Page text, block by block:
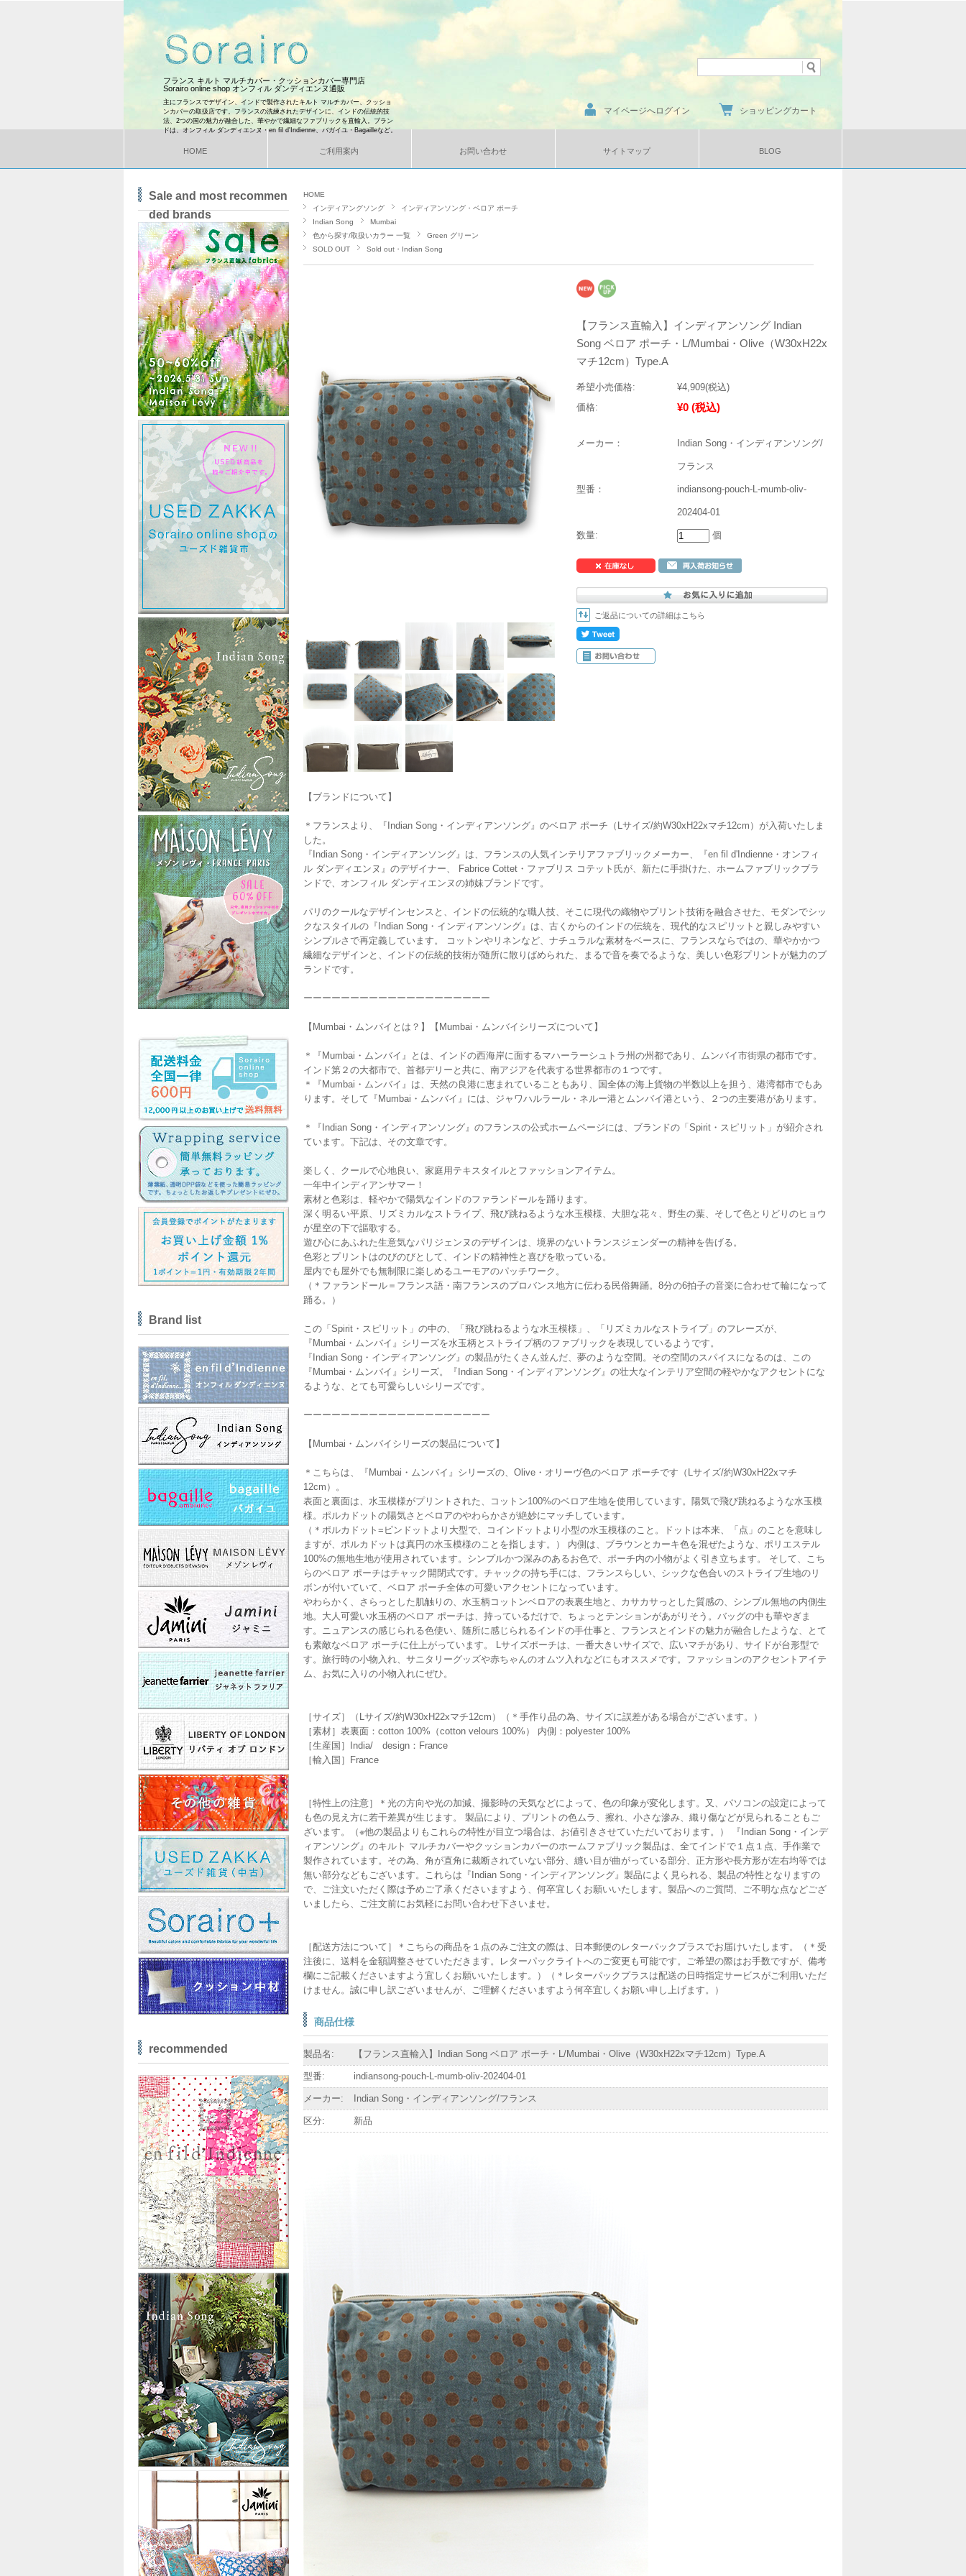
フランス キルト マルチカバー・クッションカバー専門店
Sorairo online shop オンフィル ダンディエンヌ通販
主にフランスでデザイン、インドで製作されたキルト マルチカバー、クッショ
ンカバーの取扱店です。フランスの洗練されたデザインに、インドの伝統的技
法、2つの国の魅力が融合した、華やかで繊細なファブリックを直輸入。ブラン
ドは、オンフィル ダンディエンヌ・en fil d'Indienne、バガイユ・Bagailleなど。
マイページへログイン ショッピングカート
HOME ご利用案内 お問い合わせ サイトマップ BLOG
HOME
インディアングソング
インディアンソング・ベロア ポーチ
Indian Song
Mumbai
色から探す/取扱いカラー 一覧
Green グリーン
SOLD OUT
Sold out・Indian Song
【フランス直輸入】インディアンソング Indian
Song ベロア ポーチ・L/Mumbai・Olive（W30xH22x
マチ12cm）Type.A
希望小売価格: ¥4,909(税込)
価格:
¥0 (税込)
メーカー： Indian Song・インディアンソング/
フランス
型番： indiansong-pouch-L-mumb-oliv-
202404-01
数量: 個
ご返品についての詳細はこちら
【ブランドについて】
＊フランスより、『Indian Song・インディアンソング』のベロア ポーチ（Lサイズ/約W30xH22xマチ12cm）が入荷いたしま
した。
『Indian Song・インディアンソング』は、フランスの人気インテリアファブリックメーカー、『en fil d'Indienne・オンフィ
ル ダンディエンヌ』のデザイナー、 Fabrice Cottet・ファブリス コテット氏が、新たに手掛けた、ホームファブリックブラ
ンドで、オンフィル ダンディエンヌの姉妹ブランドです。
パリのクールなデザインセンスと、インドの伝統的な職人技、そこに現代の織物やプリント技術を融合させた、モダンでシッ
クなスタイルの『Indian Song・インディアンソング』は、古くからのインドの伝統を、現代的なスピリットと親しみやすい
シンプルさで再定義しています。 コットンやリネンなど、ナチュラルな素材をベースに、フランスならではの、華やかかつ
繊細なデザインと、インドの伝統的技術が随所に散りばめられた、まるで音を奏でるような、美しい色彩プリントが魅力のブ
ランドです。
ーーーーーーーーーーーーーーーーーーーー
【Mumbai・ムンバイとは？】【Mumbai・ムンバイシリーズについて】
＊『Mumbai・ムンバイ』とは、インドの西海岸に面するマハーラーシュトラ州の州都であり、ムンバイ市街県の都市です。
インド第２の大都市で、首都デリーと共に、南アジアを代表する世界都市の１つです。
＊『Mumbai・ムンバイ』は、天然の良港に恵まれていることもあり、国全体の海上貨物の半数以上を担う、港湾都市でもあ
ります。そして『Mumbai・ムンバイ』には、ジャワハルラール・ネルー港とムンバイ港という、２つの主要港があります。
＊『Indian Song・インディアンソング』のフランスの公式ホームページには、ブランドの「Spirit・スピリット」が紹介され
ています。下記は、その文章です。
楽しく、クールで心地良い、家庭用テキスタイルとファッションアイテム。
一年中インディアンサマー！
素材と色彩は、軽やかで陽気なインドのファランドールを踊ります。
深く明るい平原、リズミカルなストライプ、飛び跳ねるような水玉模様、大胆な花々、野生の葉、そして色とりどりのヒョウ
が星空の下で謳歌する。
遊び心にあふれた生意気なパリジェンヌのデザインは、境界のないトランスジェンダーの精神を告げる。
色彩とプリントはのびのびとして、インドの精神性と喜びを歌っている。
屋内でも屋外でも無制限に楽しめるユーモアのパッチワーク。
（＊ファランドール＝フランス語・南フランスのプロバンス地方に伝わる民俗舞踊。8分の6拍子の音楽に合わせて輪になって
踊る。）
この「Spirit・スピリット」の中の、「飛び跳ねるような水玉模様」、「リズミカルなストライプ」のフレーズが、
『Mumbai・ムンバイ』シリーズを水玉柄とストライプ柄のファブリックを表現しているようです。
『Indian Song・インディアンソング』の製品がたくさん並んだ、夢のような空間。その空間のスパイスになるのは、この
『Mumbai・ムンバイ』シリーズ。『Indian Song・インディアンソング』の壮大なインテリア空間の軽やかなアクセントにな
るような、とても可愛らしいシリーズです。
ーーーーーーーーーーーーーーーーーーーー
【Mumbai・ムンバイシリーズの製品について】
＊こちらは、『Mumbai・ムンバイ』シリーズの、Olive・オリーヴ色のベロア ポーチです（Lサイズ/約W30xH22xマチ
12cm）。
表面と裏面は、水玉模様がプリントされた、コットン100%のベロア生地を使用しています。陽気で飛び跳ねるような水玉模
様。ポルカドットの陽気さとベロアのやわらかさが絶妙にマッチしています。
（＊ポルカドット=ピンドットより大型で、コインドットより小型の水玉模様のこと。ドットは本来、「点」のことを意味し
ますが、ポルカドットは真円の水玉模様のことを指します。） 内側は、ブラウンとカーキ色を混ぜたような、ポリエステル
100%の無地生地が使用されています。シンプルかつ深みのあるお色で、ポーチ内の小物がよく引き立ちます。 そして、こち
らのベロア ポーチはチャック開閉式です。チャックの持ち手には、フランスらしい、シックな色合いのストライプ生地のリ
ボンが付いていて、ベロア ポーチ全体の可愛いアクセントになっています。
やわらかく、さらっとした肌触りの、水玉柄コットンベロアの表裏生地と、カサカサっとした質感の、シンプル無地の内側生
地。大人可愛い水玉柄のベロア ポーチは、持っているだけで、ちょっとテンションがあがりそう。バッグの中も華やぎま
す。ニュアンスの感じられる色使い、随所に感じられるインドの手仕事と、フランスとインドの魅力が融合したような、とて
も素敵なベロア ポーチに仕上がっています。 Lサイズポーチは、一番大きいサイズで、広いマチがあり、サイドが台形型で
す。旅行時の小物入れ、サニタリーグッズや赤ちゃんのオムツ入れなどにもオススメです。ファッションのアクセントアイテ
ム、お気に入りの小物入れにぜひ。
［サイズ］（Lサイズ/約W30xH22xマチ12cm）（＊手作り品の為、サイズに誤差がある場合がございます。）
［素材］表裏面：cotton 100%（cotton velours 100%） 内側：polyester 100%
［生産国］India/ design：France
［輸入国］France
［特性上の注意］＊光の方向や光の加減、撮影時の天気などによって、色の印象が変化します。又、パソコンの設定によって
も色の見え方に若干差異が生じます。 製品により、プリントの色ムラ、擦れ、小さな滲み、織り傷などが見られることもご
ざいます。（※他の製品よりもこれらの特性が目立つ場合は、お値引きさせていただいております。） 『Indian Song・インデ
ィアンソング』のキルト マルチカバーやクッションカバーのホームファブリック製品は、全てインドで１点１点、手作業で
製作されています。その為、角が直角に裁断されていない部分、縫い目が曲がっている部分、正方形や長方形が左右均等では
無い部分などもございます。これらは『Indian Song・インディアンソング』製品によく見られる、製品の特性となりますの
で、ご注文いただく際は予めご了承くださいますよう、何卒宜しくお願いいたします。製品へのご質問、ご不明な点などござ
いましたら、ご注文前にお気軽にお問い合わせ下さいませ。
［配送方法について］＊こちらの商品を１点のみご注文の際は、日本郵便のレターパックプラスでお届けいたします。（＊受
注後に、送料を金額調整させていただきます。レターパックライトへのご変更も可能です。ご希望の際はお手数ですが、備考
欄にご記載くださいますよう宜しくお願いいたします。）（＊レターパックプラスは配送の日時指定サービスがご利用いただ
けません。誠に申し訳ございませんが、ご理解くださいますよう何卒宜しくお願い申し上げます。）
商品仕様
製品名: 【フランス直輸入】Indian Song ベロア ポーチ・L/Mumbai・Olive（W30xH22xマチ12cm）Type.A
型番: indiansong-pouch-L-mumb-oliv-202404-01
メーカー: Indian Song・インディアンソング/フランス
区分: 新品
Sale and most recommen
ded brands
Brand list
recommended